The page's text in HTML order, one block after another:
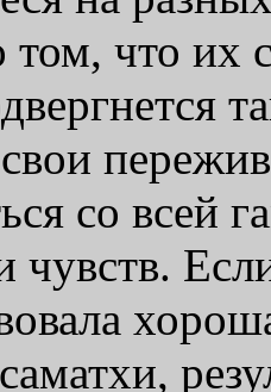
что их
со всей
чувств.